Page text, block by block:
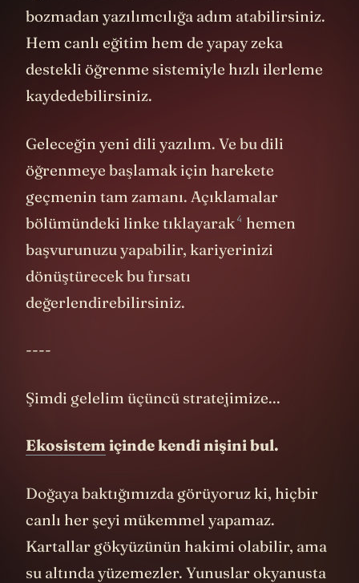
eğitim sistemiyle mevcut düzeninizi
bozmadan yazılımcılığa adım atabilirsiniz.
Hem canlı eğitim hem de yapay zeka
destekli öğrenme sistemiyle hızlı ilerleme
Geleceğin yeni dili yazılım. Ve bu dili
öğrenmeye başlamak için harekete
geçmenin tam zamanı. Açıklamalar
bölümündeki linke tıklayarak4hemen
başvurunuzu yapabilir, kariyerinizi
dönüştürecek bu fırsatı
Doğaya baktığımızda görüyoruz ki, hiçbir
canlı her şeyi mükemmel yapamaz.
Kartallar gökyüzünün hakimi olabilir, ama